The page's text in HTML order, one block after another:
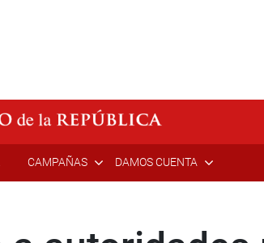
CAMPAÑAS DAMOS CUENTA